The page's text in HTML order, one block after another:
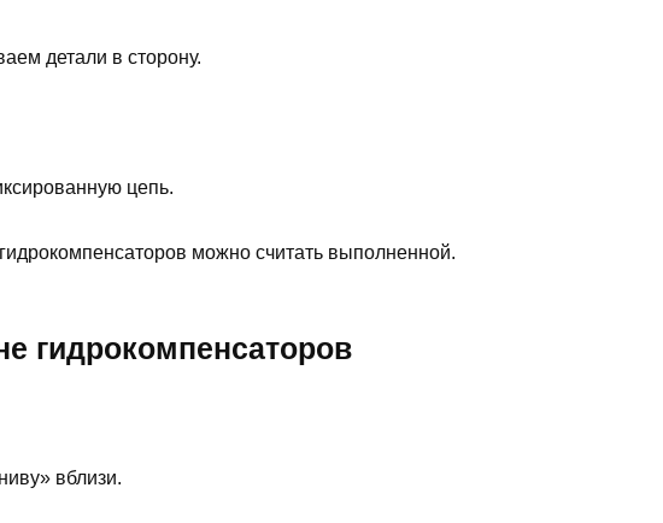
детали в сторону.
цепь.
можно считать выполненной.
гидрокомпенсаторов
вблизи.